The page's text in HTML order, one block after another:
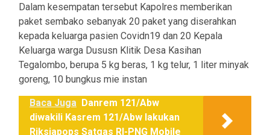
Dalam kesempatan tersebut Kapolres memberikan
paket sembako sebanyak 20 paket yang diserahkan
kepada keluarga pasien Covidn19 dan 20 Kepala
Keluarga warga Dususn Klitik Desa Kasihan
Tegalombo, berupa 5 kg beras, 1 kg telur, 1 liter minyak
goreng, 10 bungkus mie instan
Baca Juga Danrem 121/Abw
diwakili Kasrem 121/Abw lakukan
Riksiapops Satgas RI-PNG Mobile